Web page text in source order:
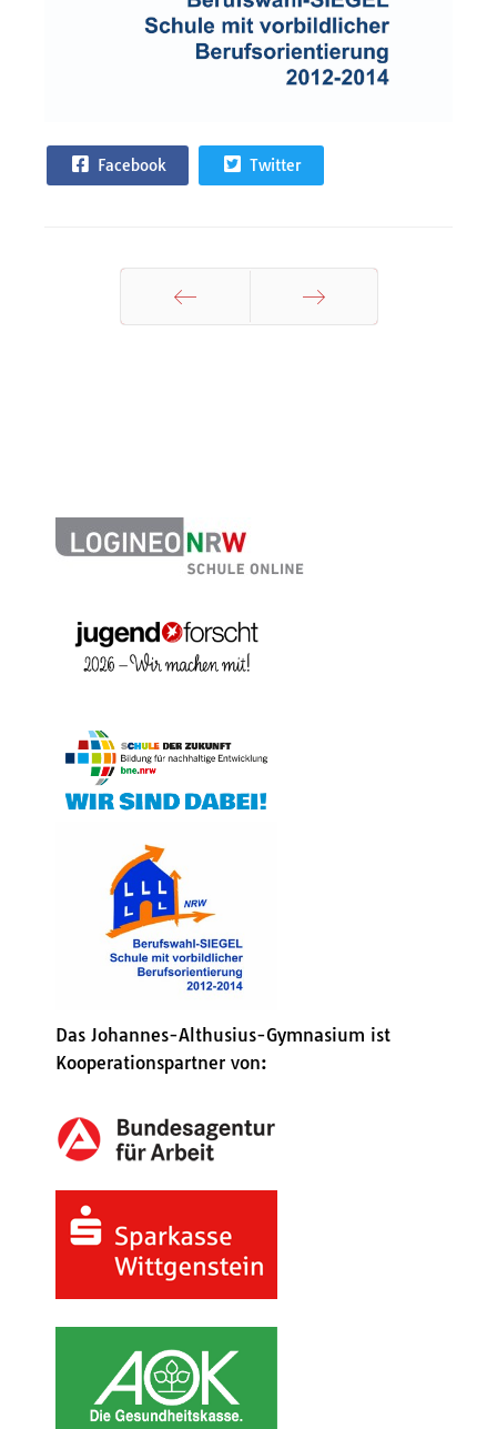
Facebook Twitter
Das Johannes-Althusius-Gymnasium ist
Kooperationspartner von: